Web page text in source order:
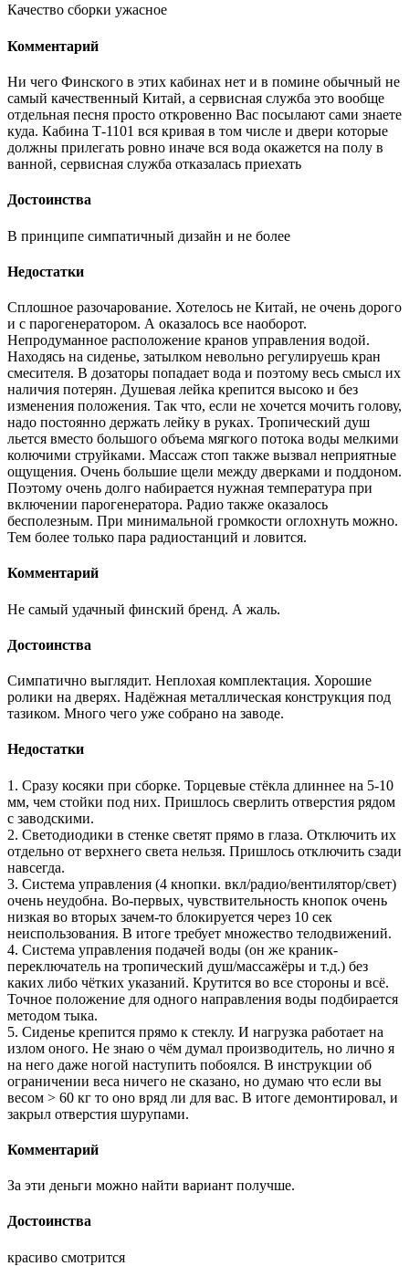
Качество сборки ужасное
Комментарий
Ни чего Финского в этих кабинах нет и в помине обычный не
самый качественный Китай, а сервисная служба это вообще
отдельная песня просто откровенно Вас посылают сами знаете
куда. Кабина Т-1101 вся кривая в том числе и двери которые
должны прилегать ровно иначе вся вода окажется на полу в
ванной, сервисная служба отказалась приехать
Достоинства
В принципе симпатичный дизайн и не более
Недостатки
Сплошное разочарование. Хотелось не Китай, не очень дорого
и с парогенератором. А оказалось все наоборот.
Непродуманное расположение кранов управления водой.
Находясь на сиденье, затылком невольно регулируешь кран
смесителя. В дозаторы попадает вода и поэтому весь смысл их
наличия потерян. Душевая лейка крепится высоко и без
изменения положения. Так что, если не хочется мочить голову,
надо постоянно держать лейку в руках. Тропический душ
льется вместо большого объема мягкого потока воды мелкими
колючими струйками. Массаж стоп также вызвал неприятные
ощущения. Очень большие щели между дверками и поддоном.
Поэтому очень долго набирается нужная температура при
включении парогенератора. Радио также оказалось
бесполезным. При минимальной громкости оглохнуть можно.
Тем более только пара радиостанций и ловится.
Комментарий
Не самый удачный финский бренд. А жаль.
Достоинства
Симпатично выглядит. Неплохая комплектация. Хорошие
ролики на дверях. Надёжная металлическая конструкция под
тазиком. Много чего уже собрано на заводе.
Недостатки
1. Сразу косяки при сборке. Торцевые стёкла длиннее на 5-10
мм, чем стойки под них. Пришлось сверлить отверстия рядом
с заводскими.
2. Светодиодики в стенке светят прямо в глаза. Отключить их
отдельно от верхнего света нельзя. Пришлось отключить сзади
навсегда.
3. Система управления (4 кнопки. вкл/радио/вентилятор/свет)
очень неудобна. Во-первых, чувствительность кнопок очень
низкая во вторых зачем-то блокируется через 10 сек
неиспользования. В итоге требует множество телодвижений.
4. Система управления подачей воды (он же краник-
переключатель на тропический душ/массажёры и т.д.) без
каких либо чётких указаний. Крутится во все стороны и всё.
Точное положение для одного направления воды подбирается
методом тыка.
5. Сиденье крепится прямо к стеклу. И нагрузка работает на
излом оного. Не знаю о чём думал производитель, но лично я
на него даже ногой наступить побоялся. В инструкции об
ограничении веса ничего не сказано, но думаю что если вы
весом > 60 кг то оно вряд ли для вас. В итоге демонтировал, и
закрыл отверстия шурупами.
Комментарий
За эти деньги можно найти вариант получше.
Достоинства
красиво смотрится